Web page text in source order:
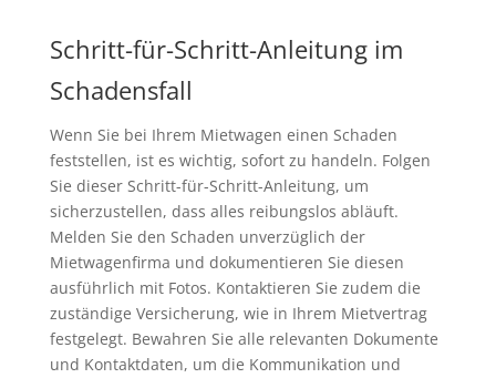
Schritt-für-Schritt-Anleitung im
Schadensfall
Wenn Sie bei Ihrem Mietwagen einen Schaden
feststellen, ist es wichtig, sofort zu handeln. Folgen
Sie dieser Schritt-für-Schritt-Anleitung, um
sicherzustellen, dass alles reibungslos abläuft.
Melden Sie den Schaden unverzüglich der
Mietwagenfirma und dokumentieren Sie diesen
ausführlich mit Fotos. Kontaktieren Sie zudem die
zuständige Versicherung, wie in Ihrem Mietvertrag
festgelegt. Bewahren Sie alle relevanten Dokumente
und Kontaktdaten, um die Kommunikation und